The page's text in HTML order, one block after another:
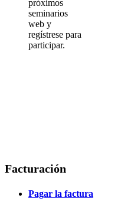
próximos
seminarios
web y
regístrese para
participar.
Facturación
Pagar la factura